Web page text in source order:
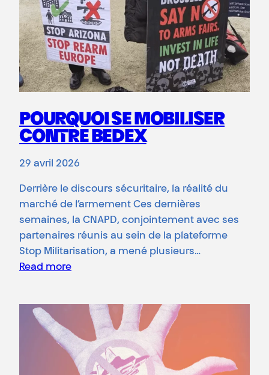
POURQUOI SE MOBILISER
CONTRE BEDEX
29 avril 2026
Derrière le discours sécuritaire, la réalité du
marché de l’armement Ces dernières
semaines, la CNAPD, conjointement avec ses
partenaires réunis au sein de la plateforme
Stop Militarisation, a mené plusieurs…
Read more